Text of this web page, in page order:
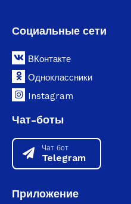
Социальные сети
ВКонтакте
Одноклассники
Instagram
Чат-боты
Чат бот
Telegram
Приложение